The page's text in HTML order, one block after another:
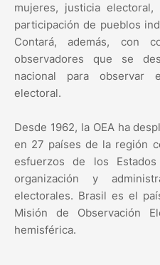
mujeres, justicia
participación de pueblos
Contará, además, con
observadores que se
nacional para observar
electoral.
Desde 1962, la OEA ha
en 27 países de la región
esfuerzos de los
organización y
electorales. Brasil es el
Misión de Observación
hemisférica.